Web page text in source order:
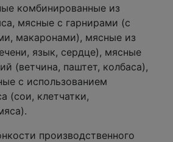
комбинированные из
мясные с гарнирами (с
макаронами), мясные из
язык, сердце), мясные
(ветчина, паштет, колбаса),
с использованием
(сои, клетчатки,
производственного